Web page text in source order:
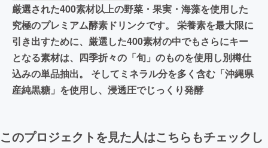
厳選された400素材以上の野菜・果実・海藻を使用した
究極のプレミアム酵素ドリンクです。 栄養素を最大限に
引き出すために、厳選した400素材の中でもさらにキー
となる素材は、四季折々の「旬」のものを使用し別樽仕
込みの単品抽出。 そしてミネラル分を多く含む「沖縄県
産純黒糖」を使用し、浸透圧でじっくり発酵
このプロジェクトを見た人はこちらもチェックし